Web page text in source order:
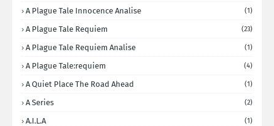
A Plague Tale Innocence Analise (1)
A Plague Tale Requiem (23)
A Plague Tale Requiem Analise (1)
A Plague Tale:requiem (4)
A Quiet Place The Road Ahead (1)
A Series (2)
A.I.L.A (1)